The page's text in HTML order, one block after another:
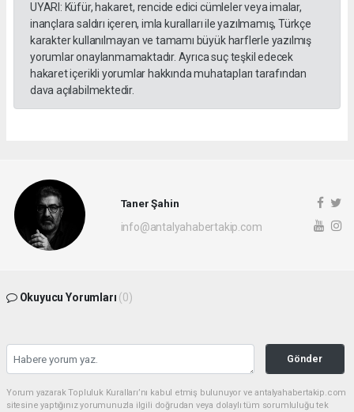
UYARI: Küfür, hakaret, rencide edici cümleler veya imalar,
inançlara saldırı içeren, imla kuralları ile yazılmamış, Türkçe
karakter kullanılmayan ve tamamı büyük harflerle yazılmış
yorumlar onaylanmamaktadır. Ayrıca suç teşkil edecek
hakaret içerikli yorumlar hakkında muhatapları tarafından
dava açılabilmektedir.
Taner Şahin
info@antalyahabertakip.com
Okuyucu Yorumları (0)
Gönder
Yorum yazarak Topluluk Kuralları’nı kabul etmiş bulunuyor ve antalyahabertakip.com
sitesine yaptığınız yorumunuzla ilgili doğrudan veya dolaylı tüm sorumluluğu tek